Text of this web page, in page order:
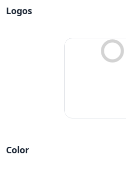
Logos
Color